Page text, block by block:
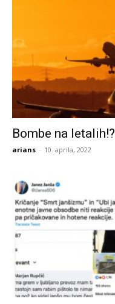
Bombe na letalih!?
arians - 10. aprila, 2022